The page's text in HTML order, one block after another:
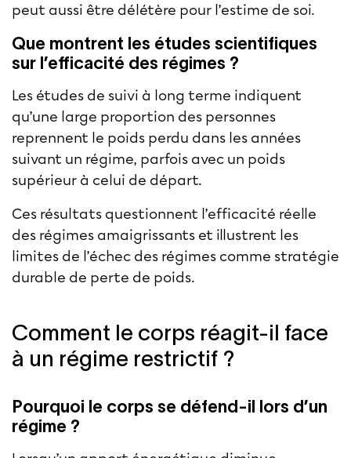
peut aussi être délétère pour l’estime de soi.
Que montrent les études scientifiques
sur l’efficacité des régimes ?
Les études de suivi à long terme indiquent
qu’une large proportion des personnes
reprennent le poids perdu dans les années
suivant un régime, parfois avec un poids
supérieur à celui de départ.
Ces résultats questionnent l’efficacité réelle
des régimes amaigrissants et illustrent les
limites de l’échec des régimes comme stratégie
durable de perte de poids.
Comment le corps réagit-il face
à un régime restrictif ?
Pourquoi le corps se défend-il lors d’un
régime ?